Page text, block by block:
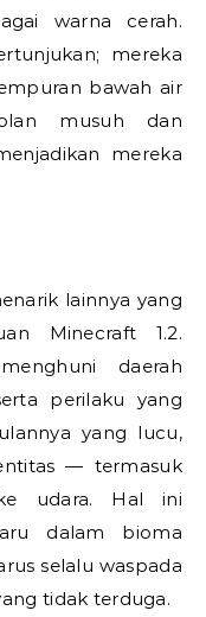
warna cerah.
mereka
bawah air
musuh dan
mereka
lainnya yang
Minecraft 1.2.
daerah
perilaku yang
yang lucu,
— termasuk
udara. Hal ini
dalam bioma
selalu waspada
tidak terduga.